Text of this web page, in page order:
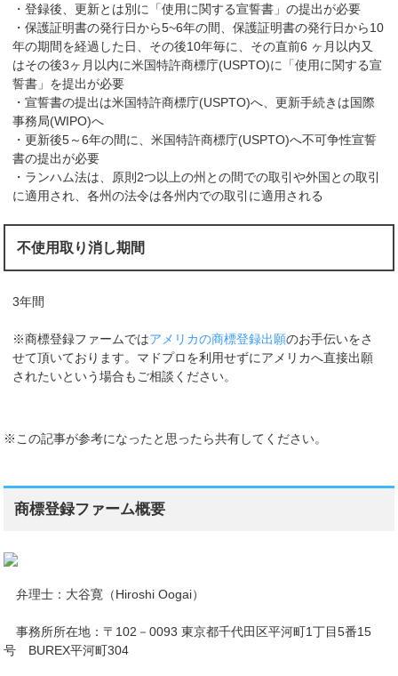
・登録後、更新とは別に「使用に関する宣誓書」の提出が必要
・保護証明書の発行日から5~6年の間、保護証明書の発行日から10
年の期間を経過した日、その後10年毎に、その直前6 ヶ月以内又
はその後3ヶ月以内に米国特許商標庁(USPTO)に「使用に関する宣
誓書」を提出が必要
・宣誓書の提出は米国特許商標庁(USPTO)へ、更新手続きは国際
事務局(WIPO)へ
・更新後5～6年の間に、米国特許商標庁(USPTO)へ不可争性宣誓
書の提出が必要
・ランハム法は、原則2つ以上の州との間での取引や外国との取引
に適用され、各州の法令は各州内での取引に適用される
不使用取り消し期間
3年間
※商標登録ファームではアメリカの商標登録出願のお手伝いをさ
せて頂いております。マドプロを利用せずにアメリカへ直接出願
されたいという場合もご相談ください。
※この記事が参考になったと思ったら共有してください。
商標登録ファーム概要
弁理士：大谷寛（Hiroshi Oogai）
事務所所在地：〒102－0093 東京都千代田区平河町1丁目5番15
号 BUREX平河町304